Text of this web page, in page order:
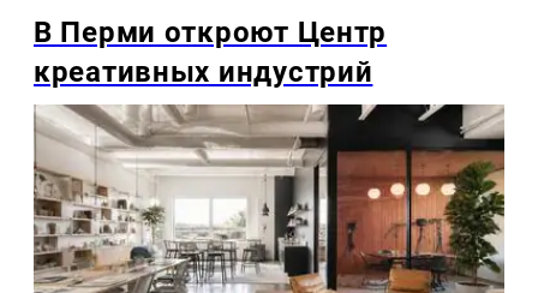
В Перми откроют Центр
креативных индустрий